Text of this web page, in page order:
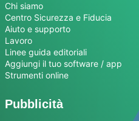
Chi siamo
Centro Sicurezza e Fiducia
Aiuto e supporto
Lavoro
Linee guida editoriali
Aggiungi il tuo software / app
Strumenti online
Pubblicità